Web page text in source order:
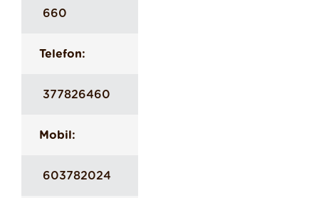
660
Telefon:
377826460
Mobil:
603782024